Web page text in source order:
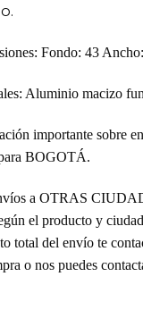
Fondo: 43
Aluminio macizo
importante sobre
BOGOTÁ.
a OTRAS
el producto y
total del envío te
o nos puedes